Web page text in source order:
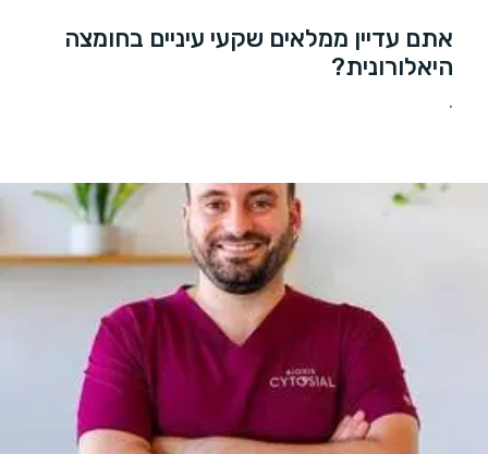
אתם עדיין ממלאים שקעי עיניים בחומצה
היאלורונית?
.